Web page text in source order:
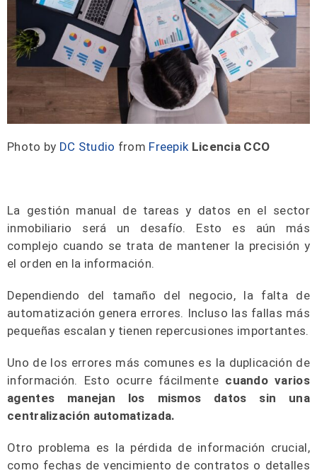
Photo by DC Studio from Freepik Licencia CCO
La gestión manual de tareas y datos en el sector
inmobiliario será un desafío. Esto es aún más
complejo cuando se trata de mantener la precisión y
el orden en la información.
Dependiendo del tamaño del negocio, la falta de
automatización genera errores. Incluso las fallas más
pequeñas escalan y tienen repercusiones importantes.
Uno de los errores más comunes es la duplicación de
información. Esto ocurre fácilmente cuando varios
agentes manejan los mismos datos sin una
centralización automatizada.
Otro problema es la pérdida de información crucial,
como fechas de vencimiento de contratos o detalles